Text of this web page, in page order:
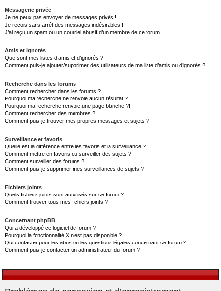
Messagerie privée
Je ne peux pas envoyer de messages privés !
Je reçois sans arrêt des messages indésirables !
J’ai reçu un spam ou un courriel abusif d’un membre de ce forum !
Amis et ignorés
Que sont mes listes d’amis et d’ignorés ?
Comment puis-je ajouter/supprimer des utilisateurs de ma liste d’amis ou d’ignorés ?
Recherche dans les forums
Comment rechercher dans les forums ?
Pourquoi ma recherche ne renvoie aucun résultat ?
Pourquoi ma recherche renvoie une page blanche ?!
Comment rechercher des membres ?
Comment puis-je trouver mes propres messages et sujets ?
Surveillance et favoris
Quelle est la différence entre les favoris et la surveillance ?
Comment mettre en favoris ou surveiller des sujets ?
Comment surveiller des forums ?
Comment puis-je supprimer mes surveillances de sujets ?
Fichiers joints
Quels fichiers joints sont autorisés sur ce forum ?
Comment trouver tous mes fichiers joints ?
Concernant phpBB
Qui a développé ce logiciel de forum ?
Pourquoi la fonctionnalité X n’est pas disponible ?
Qui contacter pour les abus ou les questions légales concernant ce forum ?
Comment puis-je contacter un administrateur du forum ?